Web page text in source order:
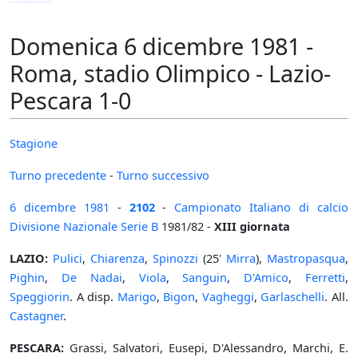
Domenica 6 dicembre 1981 -
Roma, stadio Olimpico - Lazio-
Pescara 1-0
Stagione
Turno precedente - Turno successivo
6 dicembre 1981 - 2102- Campionato Italiano di calcio
Divisione Nazionale Serie B 1981/82 - XIII giornata
LAZIO: Pulici, Chiarenza, Spinozzi (25' Mirra), Mastropasqua,
Pighin, De Nadai, Viola,Sanguin, D'Amico, Ferretti,
Speggiorin. A disp. Marigo, Bigon, Vagheggi, Garlaschelli. All.
Castagner.
PESCARA: Grassi, Salvatori, Eusepi, D'Alessandro, Marchi, E.